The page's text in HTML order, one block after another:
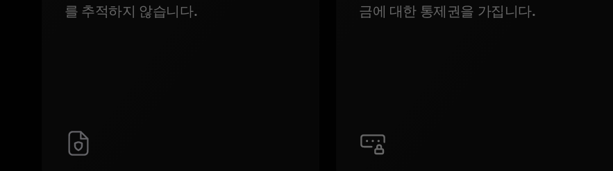
를 추적하지 않습니다.
금에 대한 통제권을 가집니다.